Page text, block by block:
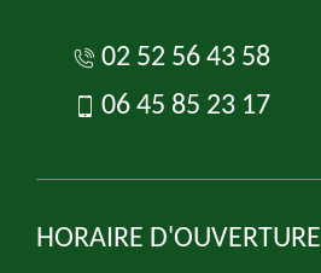
02 52 56 43 58
06 45 85 23 17
HORAIRE D'OUVERTURE